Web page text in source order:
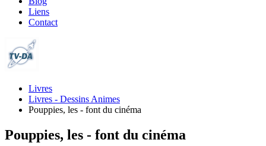
Liens
Contact
Livres
Livres - Dessins Animes
Pouppies, les - font du cinéma
Pouppies, les - font du cinéma